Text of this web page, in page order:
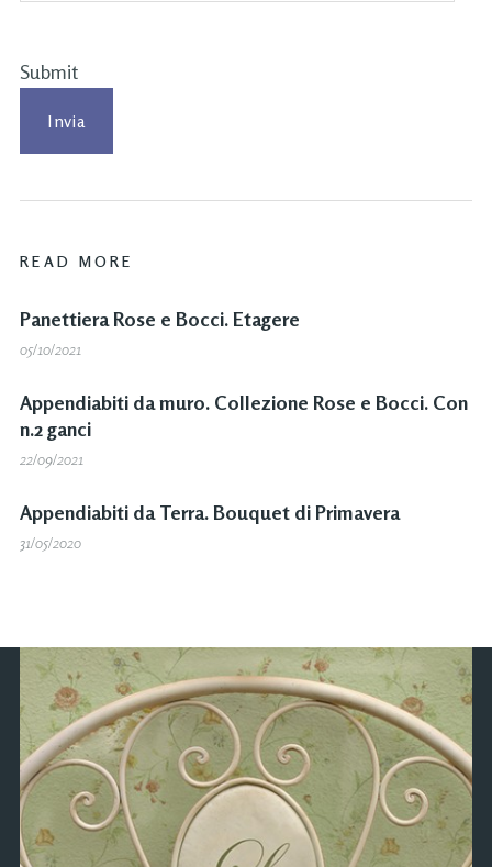
Submit
READ MORE
Panettiera Rose e Bocci. Etagere
05/10/2021
Appendiabiti da muro. Collezione Rose e Bocci. Con
n.2 ganci
22/09/2021
Appendiabiti da Terra. Bouquet di Primavera
31/05/2020